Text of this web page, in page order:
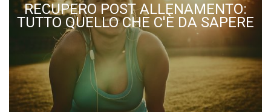
RECUPERO POST ALLENAMENTO:
TUTTO QUELLO CHE C'È DA SAPERE